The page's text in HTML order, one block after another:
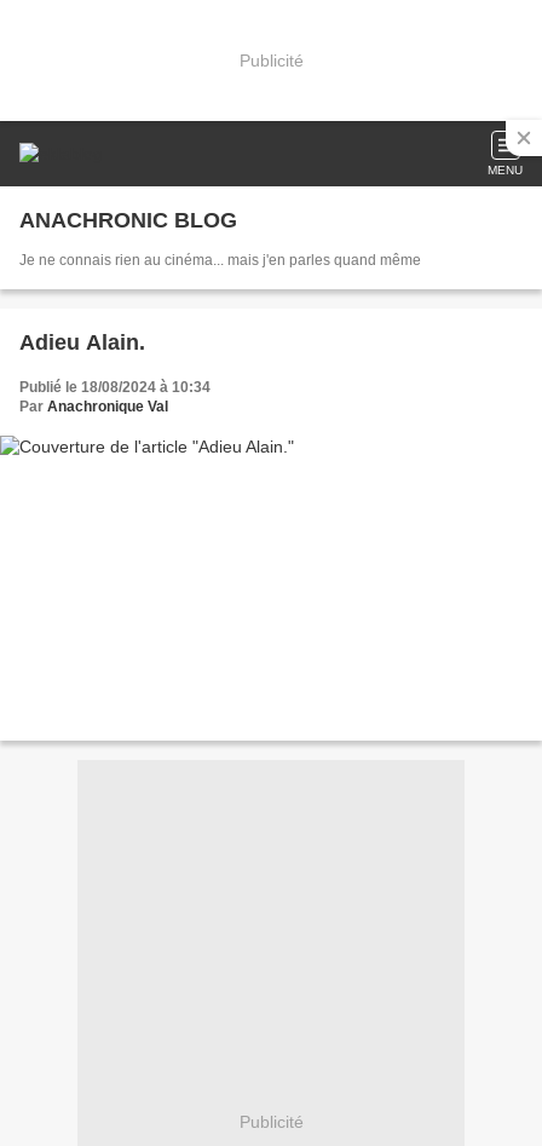
Publicité
MENU
ANACHRONIC BLOG
Je ne connais rien au cinéma... mais j'en parles quand même
Adieu Alain.
Publié le 18/08/2024 à 10:34
Par Anachronique Val
Publicité